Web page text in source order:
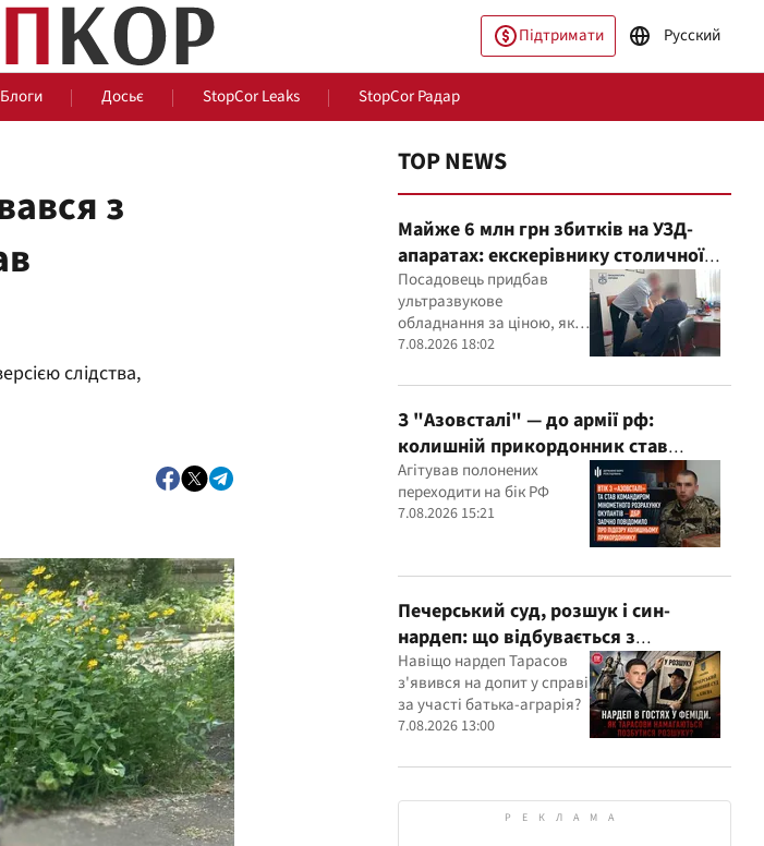
Підтримати Русский
Блоги Досьє StopCor Leaks StopCor Радар
з
слідства,
TOP NEWS
Майже 6 млн грн збитків на УЗД-
апаратах: екскерівнику столичної
лікарні оголосили підозру
Посадовець придбав
ультразвукове
обладнання за ціною, яка,
як встановили експерти,
ринкову
7.08.2026 18:02
З "Азовсталі" — до армії рф:
колишній прикордонник став
командиром мінометного
розрахунку окупантів
Агітував полонених
переходити на бік РФ
7.08.2026 15:21
Печерський суд, розшук і син-
нардеп: що відбувається з
кримінальними провадженнями за
участі агробарона Тарасова?
Навіщо нардеп Тарасов
з'явився на допит у справі
за участі батька-аграрія?
7.08.2026 13:00